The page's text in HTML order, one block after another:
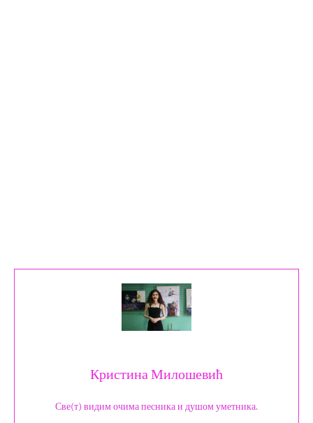
Кристина Милошевић
Све(т) видим очима песника и душом уметника.